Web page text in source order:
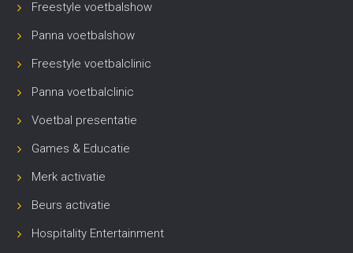
Freestyle voetbalshow
Panna voetbalshow
Freestyle voetbalclinic
Panna voetbalclinic
Voetbal presentatie
Games & Educatie
Merk activatie
Beurs activatie
Hospitality Entertainment